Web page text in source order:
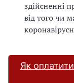
здійсненні
від того чи
Як